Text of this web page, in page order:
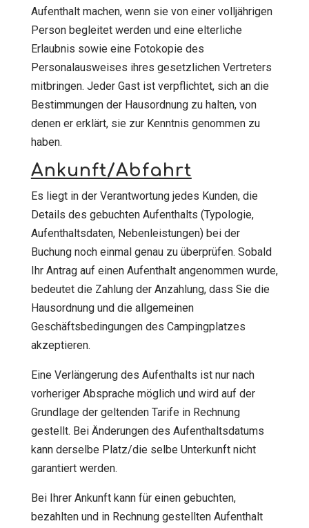
Aufenthalt machen, wenn sie von einer volljährigen
Person begleitet werden und eine elterliche
Erlaubnis sowie eine Fotokopie des
Personalausweises ihres gesetzlichen Vertreters
mitbringen. Jeder Gast ist verpflichtet, sich an die
Bestimmungen der Hausordnung zu halten, von
denen er erklärt, sie zur Kenntnis genommen zu
haben.
Ankunft/Abfahrt
Es liegt in der Verantwortung jedes Kunden, die
Details des gebuchten Aufenthalts (Typologie,
Aufenthaltsdaten, Nebenleistungen) bei der
Buchung noch einmal genau zu überprüfen. Sobald
Ihr Antrag auf einen Aufenthalt angenommen wurde,
bedeutet die Zahlung der Anzahlung, dass Sie die
Hausordnung und die allgemeinen
Geschäftsbedingungen des Campingplatzes
akzeptieren.
Eine Verlängerung des Aufenthalts ist nur nach
vorheriger Absprache möglich und wird auf der
Grundlage der geltenden Tarife in Rechnung
gestellt. Bei Änderungen des Aufenthaltsdatums
kann derselbe Platz/die selbe Unterkunft nicht
garantiert werden.
Bei Ihrer Ankunft kann für einen gebuchten,
bezahlten und in Rechnung gestellten Aufenthalt